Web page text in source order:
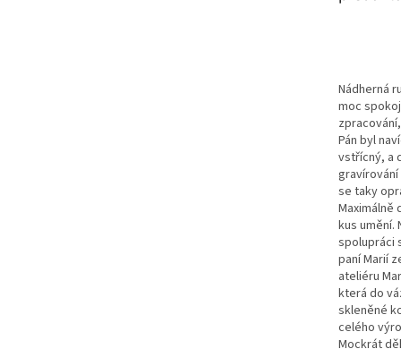
Nádherná
moc
Pán byl
vstřícný, a
se taky
Maximálně
kus umění.
spolupráci
paní Marií
ateliéru
která do
skleněné
celého
Mockrát